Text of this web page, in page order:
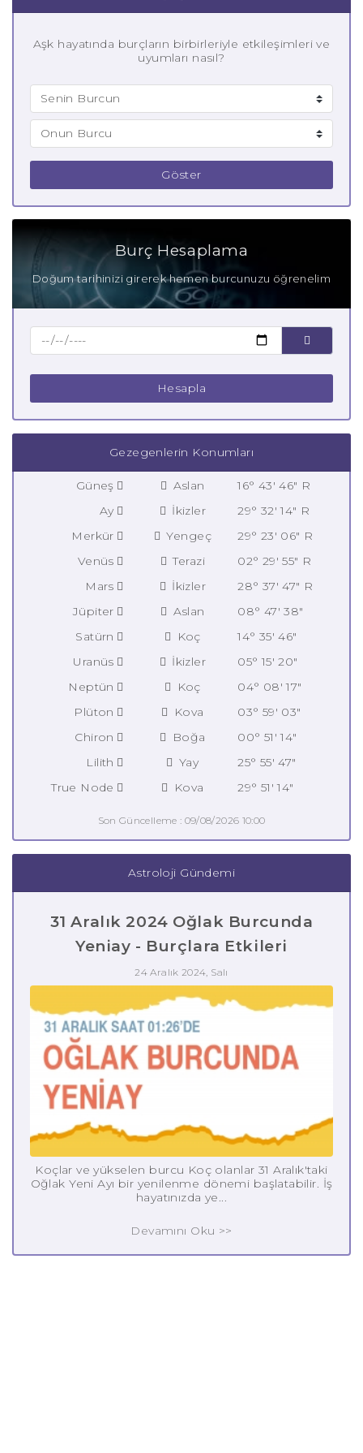
Aşk hayatında burçların birbirleriyle etkileşimleri ve
uyumları nasıl?
Göster
Burç Hesaplama
Doğum tarihinizi girerek hemen burcunuzu öğrenelim
Hesapla
Gezegenlerin Konumları
Güneş Aslan
16° 43' 46" R
Ay
İkizler
29° 32' 14" R
Merkür
Yengeç
29° 23' 06" R
Venüs
Terazi
02° 29' 55" R
Mars
İkizler
28° 37' 47" R
Jüpiter
Aslan
08° 47' 38"
Satürn
Koç
14° 35' 46"
Uranüs
İkizler
05° 15' 20"
Neptün
Koç
04° 08' 17"
Plüton
Kova
03° 59' 03"
Chiron
Boğa
00° 51' 14"
Lilith
Yay
25° 55' 47"
True Node
Kova 29° 51' 14"
Son Güncelleme : 09/08/2026 10:00
Astroloji Gündemi
31 Aralık 2024 Oğlak Burcunda
Yeniay - Burçlara Etkileri
24 Aralık 2024, Salı
Koçlar ve yükselen burcu Koç olanlar 31 Aralık'taki
Oğlak Yeni Ayı bir yenilenme dönemi başlatabilir. İş
hayatınızda ye...
Devamını Oku >>